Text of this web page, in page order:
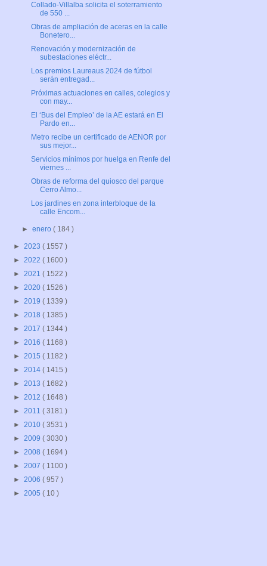
Collado-Villalba solicita el soterramiento
de 550 ...
Obras de ampliación de aceras en la calle
Bonetero...
Renovación y modernización de
subestaciones eléctr...
Los premios Laureaus 2024 de fútbol
serán entregad...
Próximas actuaciones en calles, colegios y
con may...
El ‘Bus del Empleo’ de la AE estará en El
Pardo en...
Metro recibe un certificado de AENOR por
sus mejor...
Servicios mínimos por huelga en Renfe del
viernes ...
Obras de reforma del quiosco del parque
Cerro Almo...
Los jardines en zona interbloque de la
calle Encom...
►enero( 184 )
► 2023 ( 1557 )
► 2022 ( 1600 )
► 2021 ( 1522 )
► 2020 ( 1526 )
► 2019 ( 1339 )
► 2018 ( 1385 )
► 2017 ( 1344 )
► 2016 ( 1168 )
► 2015 ( 1182 )
► 2014 ( 1415 )
► 2013 ( 1682 )
► 2012 ( 1648 )
► 2011 ( 3181 )
► 2010 ( 3531 )
► 2009 ( 3030 )
► 2008 ( 1694 )
► 2007 ( 1100 )
► 2006 ( 957 )
► 2005 ( 10 )